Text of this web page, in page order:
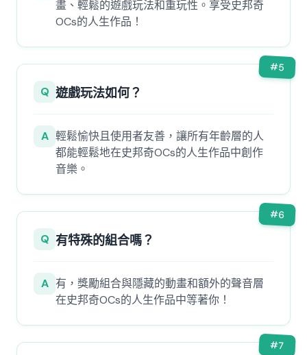
畫、輕鬆的遊戲玩法和重玩性。享受史邦奇
OCs的人生作品！
#5
Q 遊戲玩法如何？
A 輕鬆愉快且使用者友善，讓所有年齡層的人
都能輕鬆地在史邦奇OCs的人生作品中創作
音樂。
#6
Q 有特殊的組合嗎？
A 有，獎勵組合與隱藏的動畫和額外的聲音層
在史邦奇OCs的人生作品中等著你！
#7